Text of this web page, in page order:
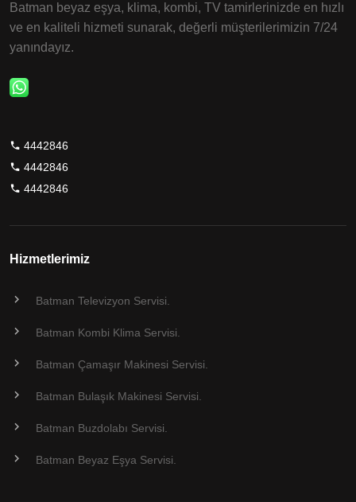
Batman beyaz eşya, klima, kombi, TV tamirlerinizde en hızlı
ve en kaliteli hizmeti sunarak, değerli müşterilerimizin 7/24
yanındayız.
4442846
4442846
4442846
Hizmetlerimiz
Batman Televizyon Servisi.
Batman Kombi Klima Servisi.
Batman Çamaşır Makinesi Servisi.
Batman Bulaşık Makinesi Servisi.
Batman Buzdolabı Servisi.
Batman Beyaz Eşya Servisi.